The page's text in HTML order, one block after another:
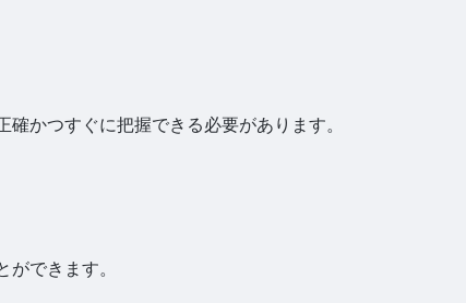
確かつすぐに把握できる必要があります。
できます。